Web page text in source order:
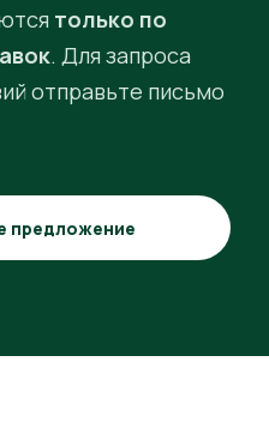
только по
. Для запроса
отправьте письмо
предложение